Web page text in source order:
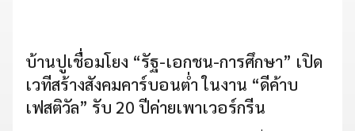
บ้านปูเชื่อมโยง “รัฐ-เอกชน-การศึกษา” เปิด
เวทีสร้างสังคมคาร์บอนต่ำ ในงาน “ดีค้าบ
เฟสติวัล” รับ 20 ปีค่ายเพาเวอร์กรีน